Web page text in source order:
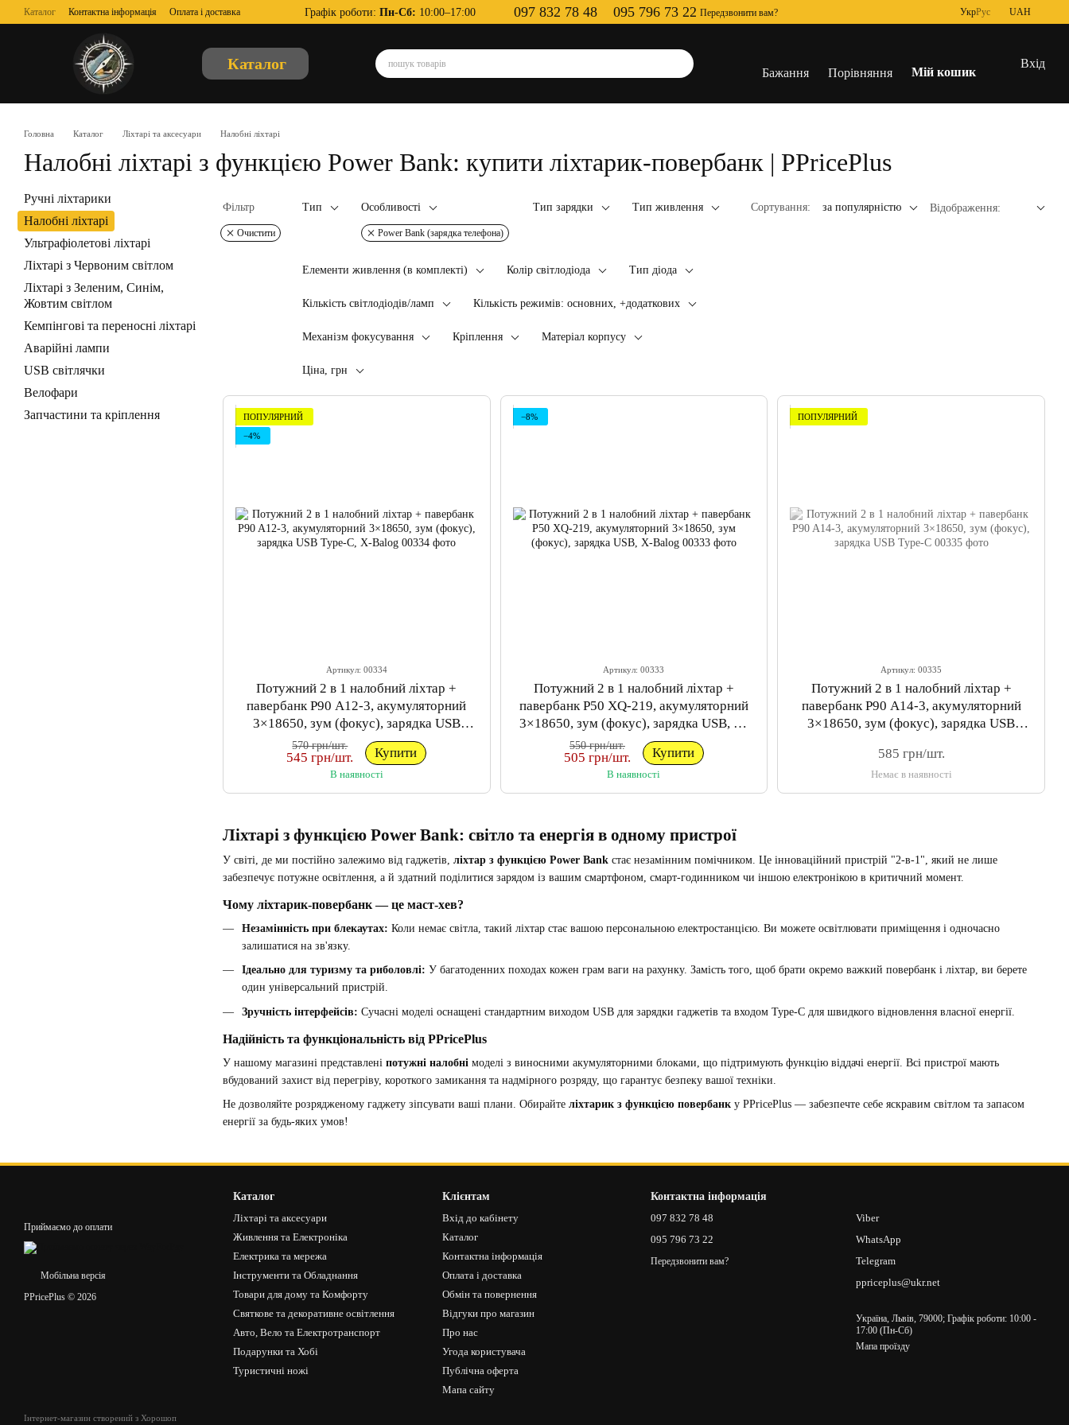
Перейти до основного контенту
Каталог Контактна інформація
Оплата і доставка
Обмін та повернення
Відгуки про магазин
Про нас
Угода користувача
Графік роботи: Пн-Сб: 10:00–17:00 097 832 78 48 095 796 73 22 Передзвонити вам? УкрРус UAH
Каталог
Бажання Порівняння Мій кошик
Вхід
Головна Каталог Ліхтарі та аксесуари Налобні ліхтарі
Налобні ліхтарі з функцією Power Bank: купити ліхтарик-повербанк | PPricePlus
Фільтр
Очистити
Тип Особливості
Power Bank (зарядка телефона)
Тип зарядки Тип живлення
Елементи живлення (в комплекті) Колір світлодіода Тип діода
Кількість світлодіодів/ламп Кількість режимів: основних, +додаткових
Механізм фокусування Кріплення Матеріал корпусу
Ціна, грн
Сортування: за популярністю Відображення:
Ліхтарі з функцією Power Bank: світло та енергія в одному пристрої
У світі, де ми постійно залежимо від гаджетів, ліхтар з функцією Power Bank стає незамінним помічником. Це інноваційний пристрій "2-в-1", який не лише
забезпечує потужне освітлення, а й здатний поділитися зарядом із вашим смартфоном, смарт-годинником чи іншою електронікою в критичний момент.
Чому ліхтарик-повербанк — це маст-хев?
Незамінність при блекаутах: Коли немає світла, такий ліхтар стає вашою персональною електростанцією. Ви можете освітлювати приміщення і одночасно
залишатися на зв'язку.
Ідеально для туризму та риболовлі: У багатоденних походах кожен грам ваги на рахунку. Замість того, щоб брати окремо важкий повербанк і ліхтар, ви берете
один універсальний пристрій.
Зручність інтерфейсів: Сучасні моделі оснащені стандартним виходом USB для зарядки гаджетів та входом Type-C для швидкого відновлення власної енергії.
Надійність та функціональність від PPricePlus
У нашому магазині представлені потужні налобні моделі з виносними акумуляторними блоками, що підтримують функцію віддачі енергії. Всі пристрої мають
вбудований захист від перегріву, короткого замикання та надмірного розряду, що гарантує безпеку вашої техніки.
Не дозволяйте розрядженому гаджету зіпсувати ваші плани. Обирайте ліхтарик з функцією повербанк у PPricePlus — забезпечте себе яскравим світлом та запасом
енергії за будь-яких умов!
ПОПУЛЯРНИЙ
−4%
Артикул: 00334
Потужний 2 в 1 налобний ліхтар +
павербанк P90 A12-3, акумуляторний
3×18650, зум (фокус), зарядка USB
Type-C, X-Balog
570 грн/шт.
545 грн/шт. Купити
В наявності
−8%
Артикул: 00333
Потужний 2 в 1 налобний ліхтар +
павербанк P50 XQ-219, акумуляторний
3×18650, зум (фокус), зарядка USB, X-
Balog
550 грн/шт.
505 грн/шт. Купити
В наявності
ПОПУЛЯРНИЙ
Артикул: 00335
Потужний 2 в 1 налобний ліхтар +
павербанк P90 A14-3, акумуляторний
3×18650, зум (фокус), зарядка USB
585 грн/шт.
Немає в наявності
Ручні ліхтарики
Налобні ліхтарі
Ультрафіолетові ліхтарі
Ліхтарі з Червоним світлом
Ліхтарі з Зеленим, Синім,
Жовтим світлом
Кемпінгові та переносні ліхтарі
Аварійні лампи
USB світлячки
Велофари
Запчастини та кріплення
Приймаємо до оплати
Мобільна версія
PPricePlus © 2026
Інтернет-магазин створений з Хорошоп
Каталог
Ліхтарі та аксесуари
Живлення та Електроніка
Електрика та мережа
Інструменти та Обладнання
Товари для дому та Комфорту
Святкове та декоративне освітлення
Авто, Вело та Електротранспорт
Подарунки та Хобі
Туристичні ножі
Клієнтам
Вхід до кабінету
Каталог
Контактна інформація
Оплата і доставка
Обмін та повернення
Відгуки про магазин
Про нас
Угода користувача
Публічна оферта
Мапа сайту
Контактна інформація
097 832 78 48
095 796 73 22
Передзвонити вам?
Viber
WhatsApp
Telegram
ppriceplus@ukr.net
Україна, Львів, 79000; Графік роботи: 10:00 -
17:00 (Пн-Сб)
Мапа проїзду